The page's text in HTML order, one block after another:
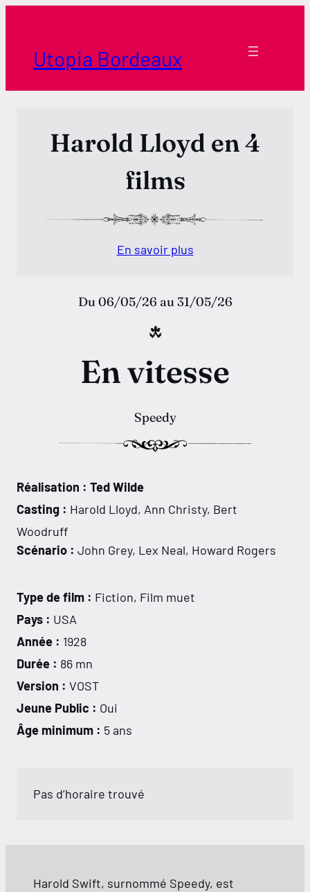
contenuUtopia Bordeaux
Harold Lloyd en 4
films
En savoir plus
Du 06/05/26 au 31/05/26
En vitesse
Speedy
Réalisation : Ted Wilde
Casting : Harold Lloyd, Ann Christy, Bert
Woodruff
Scénario : John Grey, Lex Neal, Howard Rogers
Type de film : Fiction, Film muet
Pays : USA
Année : 1928
Durée : 86 mn
Version : VOST
Jeune Public : Oui
Âge minimum : 5 ans
Pas d’horaire trouvé
Harold Swift, surnommé Speedy, est